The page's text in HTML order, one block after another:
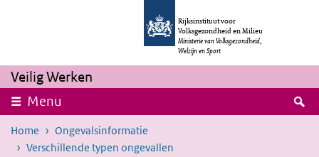
Overslaan en naar de inhoud gaan
Rijksinstituut voor
Volksgezondheid en Milieu
Ministerie van Volksgezondheid,
Welzijn en Sport
Veilig Werken
Menu
Home
Ongevalsinformatie
Verschillende typen ongevallen